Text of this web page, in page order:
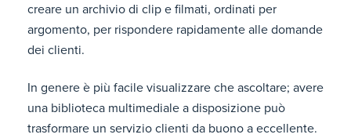
creare un archivio di clip e filmati, ordinati per
argomento, per rispondere rapidamente alle domande
dei clienti.
In genere è più facile visualizzare che ascoltare; avere
una biblioteca multimediale a disposizione può
trasformare un servizio clienti da buono a eccellente.